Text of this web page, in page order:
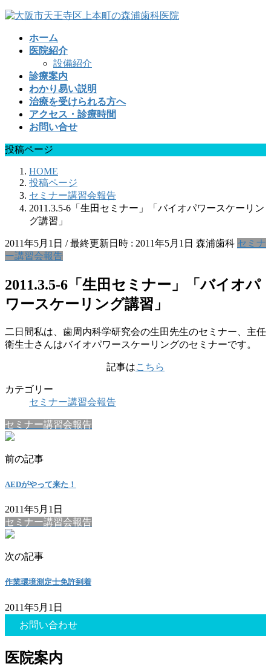
コ
ナ
ホーム
医院紹介
設備紹介
診療案内
わかり易い説明
治療を受けられる方へ
アクセス・診療時間
お問い合せ
投稿ページ
HOME
投稿ページ
セミナー講習会報告
2011.3.5-6「生田セミナー」「バイオパワースケーリン
グ講習」
2011年5月1日 / 最終更新日時 : 2011年5月1日 森浦歯科 セミナ
ー講習会報告
2011.3.5-6「生田セミナー」「バイオパ
ワースケーリング講習」
二日間私は、歯周内科学研究会の生田先生のセミナー、主任
衛生士さんはバイオパワースケーリングのセミナーです。
記事はこちら
カテゴリー
セミナー講習会報告
セミナー講習会報告
前の記事
AEDがやって来た！
2011年5月1日
セミナー講習会報告
次の記事
作業環境測定士免許到着
2011年5月1日
お問い合わせ
医院案内